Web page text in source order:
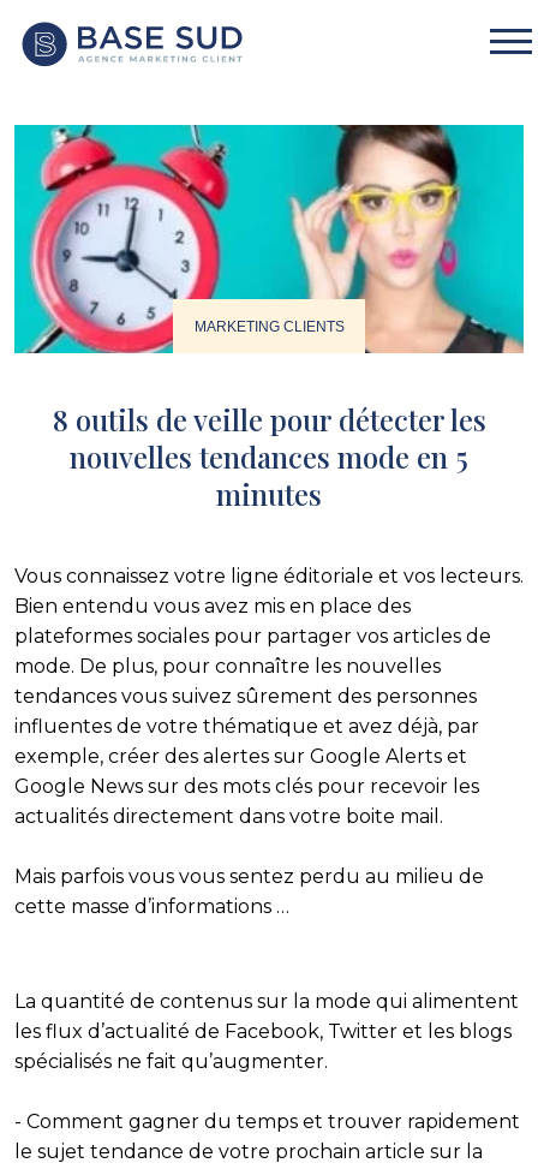
MARKETING CLIENTS
8 outils de veille pour détecter les
nouvelles tendances mode en 5
minutes
Vous connaissez votre ligne éditoriale et vos lecteurs.
Bien entendu vous avez mis en place des
plateformes sociales pour partager vos articles de
mode. De plus, pour connaître les nouvelles
tendances vous suivez sûrement des personnes
influentes de votre thématique et avez déjà, par
exemple, créer des alertes sur Google Alerts et
Google News sur des mots clés pour recevoir les
actualités directement dans votre boite mail.
Mais parfois vous vous sentez perdu au milieu de
cette masse d’informations …
La quantité de contenus sur la mode qui alimentent
les flux d’actualité de Facebook, Twitter et les blogs
spécialisés ne fait qu’augmenter.
- Comment gagner du temps et trouver rapidement
le sujet tendance de votre prochain article sur la